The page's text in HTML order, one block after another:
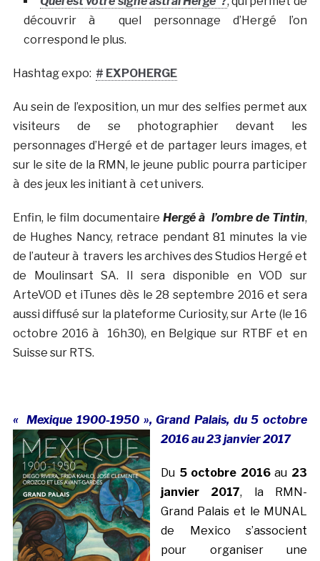
découvrir à quel personnage d’Hergé l’on
correspond le plus.
Hashtag expo: # EXPOHERGE
Au sein de l’exposition, un mur des selfies permet aux
visiteurs de se photographier devant les
personnages d’Hergé et de partager leurs images, et
sur le site de la RMN, le jeune public pourra participer
à des jeux les initiant à cet univers.
Enfin, le film documentaire Hergé à l’ombre de Tintin,
de Hughes Nancy, retrace pendant 81 minutes la vie
de l’auteur à travers les archives des Studios Hergé et
de Moulinsart SA. Il sera disponible en VOD sur
ArteVOD et iTunes dès le 28 septembre 2016 et sera
aussi diffusé sur la plateforme Curiosity, sur Arte (le 16
octobre 2016 à 16h30), en Belgique sur RTBF et en
Suisse sur RTS.
« Mexique 1900-1950 », Grand Palais, du 5 octobre
2016 au 23 janvier 2017
Du 5 octobre 2016au 23
janvier 2017, la RMN-
Grand Palais et le MUNAL
de Mexico s’associent
pour organiser une